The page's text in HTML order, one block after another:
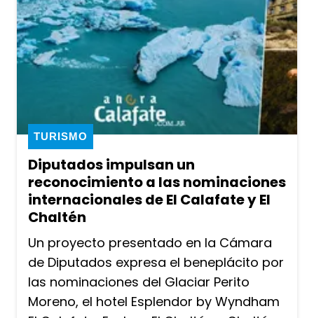
Diputados impulsan un
reconocimiento a las nominaciones
internacionales de El Calafate y El
Chaltén
TURISMO
Un proyecto presentado en la Cámara
de Diputados expresa el beneplácito por
las nominaciones del Glaciar Perito
Moreno, el hotel Esplendor by Wyndham